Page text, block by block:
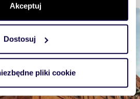
nawet do kilku metrów
urządzenie, aktywnie analizując
palca)
tego, jak Twoje osobiste
oraz ustaw własne preferencje w
zgodę w dowolnej chwili.
Akceptuj
Dostosuj
pliki cookie